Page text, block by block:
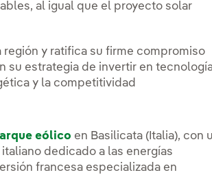
al igual que el proyecto solar
región y ratifica su firme compromiso
su estrategia de invertir en
y la competitividad
eólico en Basilicata (Italia), con
dedicado a las energías
francesa especializada en